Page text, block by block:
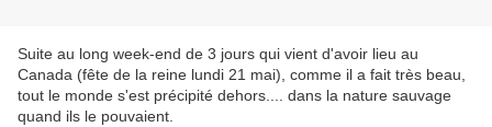
Suite au long week-end de 3 jours qui vient d'avoir lieu au
Canada (fête de la reine lundi 21 mai), comme il a fait très beau,
tout le monde s'est précipité dehors.... dans la nature sauvage
quand ils le pouvaient.